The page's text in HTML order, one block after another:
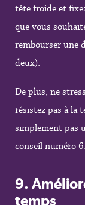
tête froide et
que vous
rembourser une
deux).
De plus, ne
résistez pas à la
simplement pas
conseil numéro 6.
9.
temps